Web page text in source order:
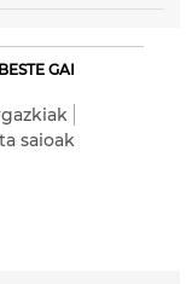
GAI
saioak